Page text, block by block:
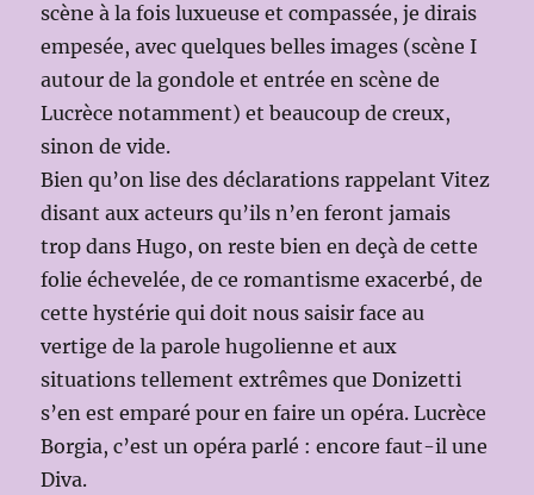
scène à la fois luxueuse et compassée, je dirais
empesée, avec quelques belles images (scène I
autour de la gondole et entrée en scène de
Lucrèce notamment) et beaucoup de creux,
sinon de vide.
Bien qu’on lise des déclarations rappelant Vitez
disant aux acteurs qu’ils n’en feront jamais
trop dans Hugo, on reste bien en deçà de cette
folie échevelée, de ce romantisme exacerbé, de
cette hystérie qui doit nous saisir face au
vertige de la parole hugolienne et aux
situations tellement extrêmes que Donizetti
s’en est emparé pour en faire un opéra. Lucrèce
Borgia, c’est un opéra parlé : encore faut-il une
Diva.